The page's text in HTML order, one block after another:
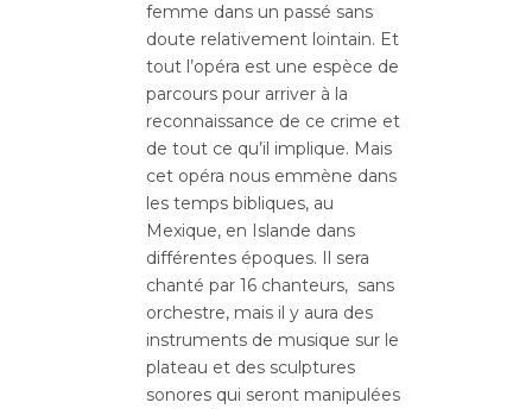
femme dans un passé sans
doute relativement lointain. Et
tout l’opéra est une espèce de
parcours pour arriver à la
reconnaissance de ce crime et
de tout ce qu’il implique. Mais
cet opéra nous emmène dans
les temps bibliques, au
Mexique, en Islande dans
différentes époques. Il sera
chanté par 16 chanteurs, sans
orchestre, mais il y aura des
instruments de musique sur le
plateau et des sculptures
sonores qui seront manipulées